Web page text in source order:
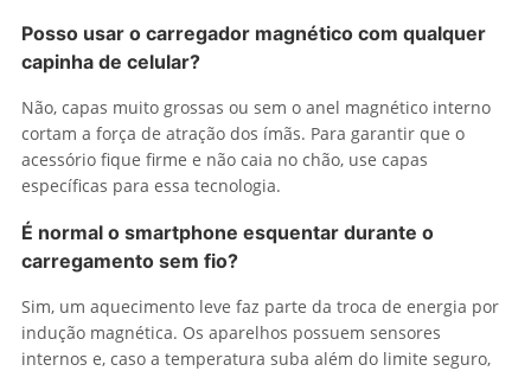
Posso usar o carregador magnético com qualquer
capinha de celular?
Não, capas muito grossas ou sem o anel magnético interno
cortam a força de atração dos ímãs. Para garantir que o
acessório fique firme e não caia no chão, use capas
específicas para essa tecnologia.
É normal o smartphone esquentar durante o
carregamento sem fio?
Sim, um aquecimento leve faz parte da troca de energia por
indução magnética. Os aparelhos possuem sensores
internos e, caso a temperatura suba além do limite seguro,